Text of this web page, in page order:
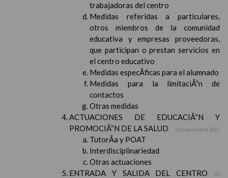
trabajadoras del centro
Medidas referidas a particulares,
otros miembros de la comunidad
educativa y empresas proveedoras,
que participan o prestan servicios en
el centro educativo
Medidas especÃ­ficas para el alumnado
Medidas para la limitaciÃ³n de
contactos
Otras medidas
ACTUACIONES DE EDUCACIÃ“N Y
PROMOCIÃ“N DE LA SALUD
01 septiembre 2021
TutorÃ­a y POAT
Interdisciplinariedad
Otras actuaciones
ENTRADA Y SALIDA DEL CENTRO
01